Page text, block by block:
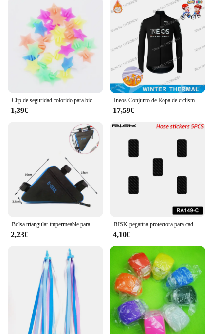
Clip de seguridad colorido para bicicleta de niños, cuentas de radios de decoración, varios colores, corazón de amor, estrellas, rueda, accesorios, 25/36 piezas
1,39€
Ineos-Conjunto de Ropa de ciclismo para niños y niñas, traje de manga larga para ciclismo de montaña, color negro, Grenadier, 2024
17,59€
Bolsa triangular impermeable para bicicleta, bolsa para marco de tubo frontal, bolsa para bicicleta de montaña, bolsa para marco, bolsa para sillín, accesorios para bicicleta de montaña bicicleta accesorios
2,23€
RISK-pegatina protectora para cadena de bicicleta RA149, Marco antiarañazos para Cable de bicicleta de montaña o carretera, accesorios para ciclismo
4,10€